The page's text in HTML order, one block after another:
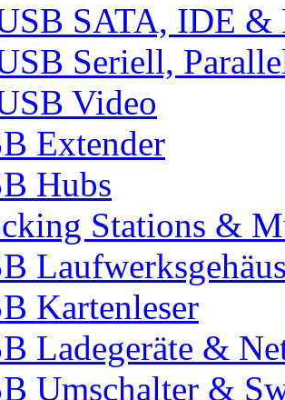
SATA, IDE &
Seriell,
Video
Extender
Hubs
Stations &
Kartenleser
Ladegeräte &
Umschalter &